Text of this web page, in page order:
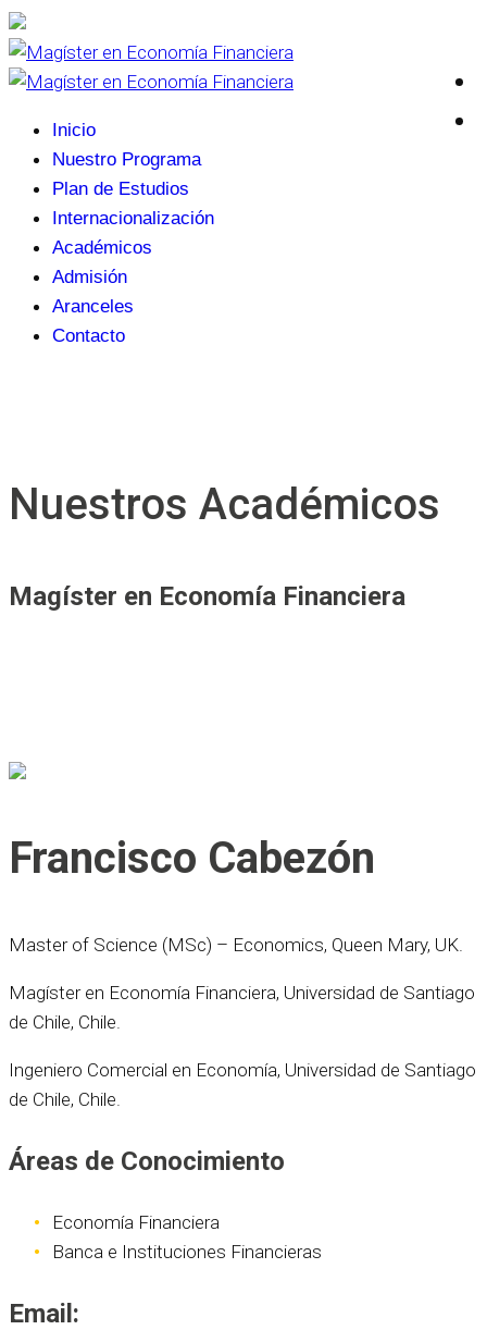
Inicio
Nuestro Programa
Plan de Estudios
Internacionalización
Académicos
Admisión
Aranceles
Contacto
Nuestros Académicos
Magíster en Economía Financiera
Francisco Cabezón
Master of Science (MSc) – Economics, Queen Mary, UK.
Magíster en Economía Financiera, Universidad de Santiago
de Chile, Chile.
Ingeniero Comercial en Economía, Universidad de Santiago
de Chile, Chile.
Áreas de Conocimiento
Economía Financiera
Banca e Instituciones Financieras
Email: